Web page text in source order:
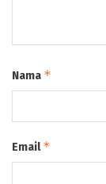
Nama *
Email*